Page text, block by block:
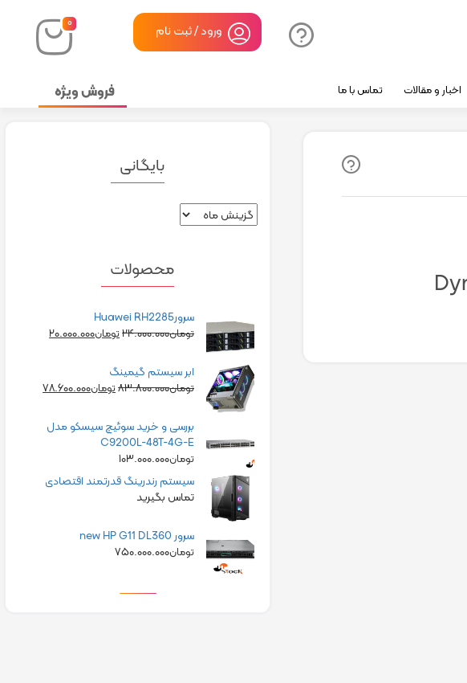
۰ ورود / ثبت نام
اخبار و مقالات تماس با ما فروش ویژه
بایگانی
محصولات
سرورHuawei RH2285
تومان۲۴.۰۰۰.۰۰۰تومان۲۰.۰۰۰.۰۰۰
ابر سیستم گیمینگ
تومان۸۳.۸۰۰.۰۰۰تومان۷۸.۶۰۰.۰۰۰
بررسی و خرید سوئیچ سیسکو مدل
C9200L-48T-4G-E
تومان۱۰۳.۰۰۰.۰۰۰
سیستم رندرینگ قدرتمند اقتصادی
تماس بگیرید
سرور new HP G11 DL360
تومان۷۵۰.۰۰۰.۰۰۰